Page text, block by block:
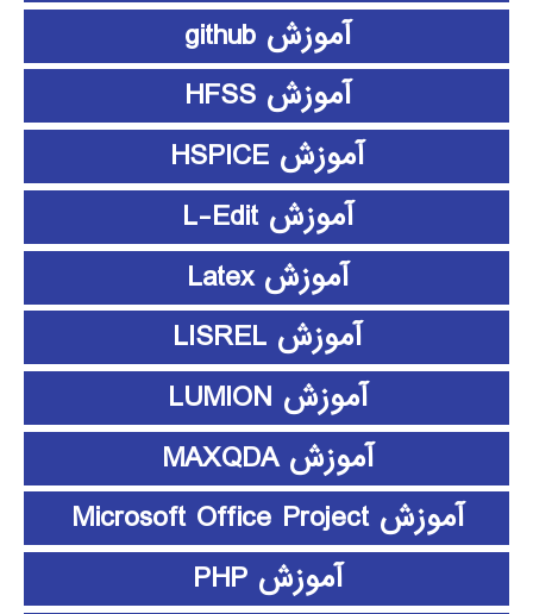
آموزش github
آموزش HFSS
آموزش HSPICE
آموزش L-Edit
آموزش Latex
آموزش LISREL
آموزش LUMION
آموزش MAXQDA
آموزش Microsoft Office Project
آموزش PHP